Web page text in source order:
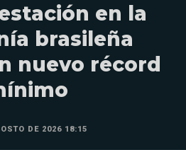
en la
brasileña
nuevo récord
DE 2026 18:15